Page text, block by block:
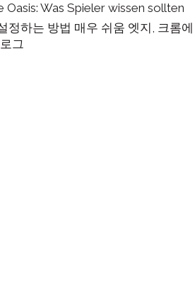
Oasis: Was Spieler wissen sollten
정하는 방법 매우 쉬움 엣지, 크롬에
그